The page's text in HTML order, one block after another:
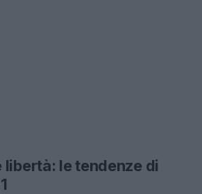
libertà: le tendenze di